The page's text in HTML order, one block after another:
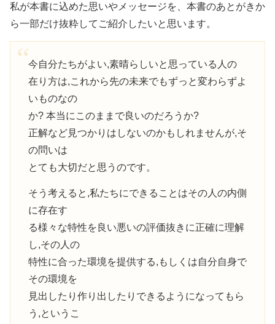
私が本書に込めた思いやメッセージを、本書のあとがきか
ら一部だけ抜粋してご紹介したいと思います。
今自分たちがよい,素晴らしいと思っている人の
在り方は,これから先の未来でもずっと変わらずよ
いものなの
か? 本当にこのままで良いのだろうか?
正解など見つかりはしないのかもしれませんが,そ
の問いは
とても大切だと思うのです。
そう考えると,私たちにできることはその人の内側
に存在す
る様々な特性を良い悪いの評価抜きに正確に理解
し,その人の
特性に合った環境を提供する,もしくは自分自身で
その環境を
見出したり作り出したりできるようになってもら
う,というこ